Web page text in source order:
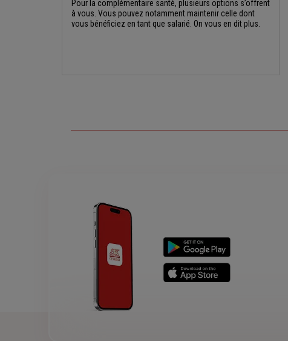
Pour la complémentaire santé, plusieurs options s’offrent
à vous. Vous pouvez notamment maintenir celle dont
vous bénéficiez en tant que salarié. On vous en dit plus.